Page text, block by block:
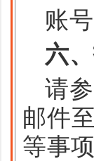
账
六
请
邮件
等事项